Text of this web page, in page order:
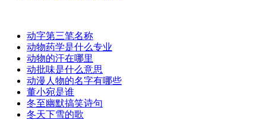
动字第三笔名称
动物药学是什么专业
动物的汗在哪里
动批味是什么意思
动漫人物的名字有哪些
董小宛是谁
冬至幽默搞笑诗句
冬天下雪的歌